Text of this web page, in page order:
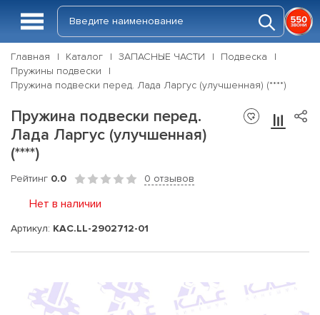
Главная Каталог ЗАПАСНЫЕ ЧАСТИ
Подвеска
Пружины подвески
Пружина подвески перед. Лада Ларгус (улучшенная) (****)
Пружина подвески перед.
Лада Ларгус (улучшенная)
(****)
Рейтинг 0.0 0 отзывов
Нет в наличии
Артикул: КАС.LL-2902712-01